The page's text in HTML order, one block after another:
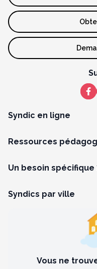
Syndic en ligne
Ressources
Un besoin spécifique
Syndics par ville
Vous ne